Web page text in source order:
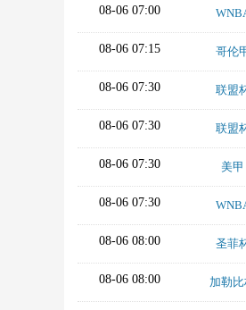
08-06 07:00
08-06 07:15 哥伦
08-06 07:30 联盟
08-06 07:30 联盟
08-06 07:30 美甲
08-06 07:30
08-06 08:00 圣菲
08-06 08:00 加勒